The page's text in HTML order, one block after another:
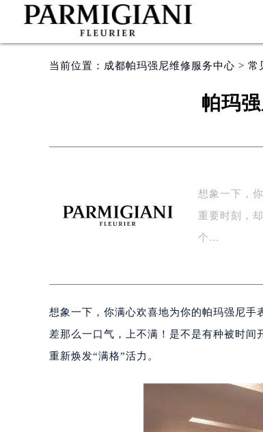
当前位置： 成都帕玛强尼维修服务中心 > 常
帕玛
想象一下，
重要时刻，
个…
想象一下，你满心欢喜地为你的帕玛强尼
差那么一口气，上不满！是不是有种被时
重新焕发“满格”活力。